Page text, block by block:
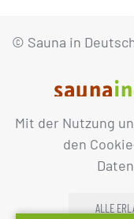
Mit der Nutzung
den
ALLE
© Sauna in